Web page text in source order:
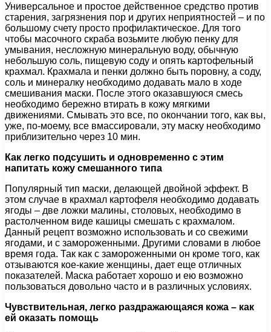
Универсальное и простое действенное средство против
старения, загрязнения пор и других неприятностей – и по
большому счету просто профилактическое. Для того
чтобы масочного скраба возьмите любую пенку для
умывания, несложную минеральную воду, обычную
небольшую соль, пищевую соду и опять картофельный
крахмал. Крахмала и пенки должно быть поровну, а соду,
соль и минералку необходимо додавать мало в ходе
смешивания маски. После этого оказавшуюся смесь
необходимо бережно втирать в кожу мягкими
движениями. Смывать это все, по окончании того, как вы,
уже, по-моему, все вмассировали, эту маску необходимо
приблизительно через 10 мин.
Как легко подсушить и одновременно с этим
напитать кожу смешанного типа
Популярный тип маски, делающей двойной эффект. В
этом случае в крахмал картофеля необходимо додавать
ягоды – две ложки малины, столовых, необходимо в
растолченном виде кашицы смешать с крахмалом.
Данный рецепт возможно использовать и со свежими
ягодами, и с замороженными. Другими словами в любое
время года. Так как с замороженными он кроме того, как
отзываются кое-какие женщины, дает еще отличных
показателей. Маска работает хорошо и ею возможно
пользоваться довольно часто и в различных условиях.
Чувствительная, легко раздражающаяся кожа – как
ей оказать помощь